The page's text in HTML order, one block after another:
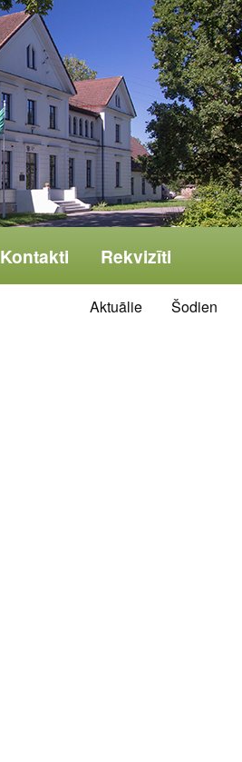
Kontakti Rekvizīti
Aktuālie Šodien